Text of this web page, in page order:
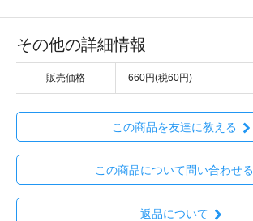
その他の詳細情報
販売価格 660円(税60円)
この商品を友達に教える
この商品について問い合わせる
返品について